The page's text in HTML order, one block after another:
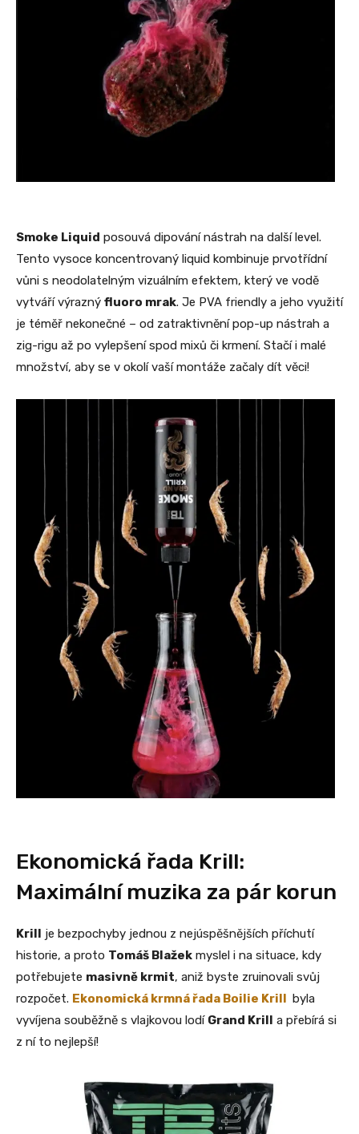
Smoke Liquid posouvá dipování nástrah na další level.
Tento vysoce koncentrovaný liquid kombinuje prvotřídní
vůni s neodolatelným vizuálním efektem, který ve vodě
vytváří výrazný fluoro mrak. Je PVA friendly a jeho využití
je téměř nekonečné – od zatraktivnění pop-up nástrah a
zig-rigu až po vylepšení spod mixů či krmení. Stačí i malé
množství, aby se v okolí vaší montáže začaly dít věci!
Ekonomická řada Krill:
Maximální muzika za pár korun
Krill je bezpochyby jednou z nejúspěšnějších příchutí
historie, a proto Tomáš Blažek myslel i na situace, kdy
potřebujete masivně krmit, aniž byste zruinovali svůj
rozpočet. Ekonomická krmná řada Boilie Krill byla
vyvíjena souběžně s vlajkovou lodí Grand Krill a přebírá si
z ní to nejlepší!